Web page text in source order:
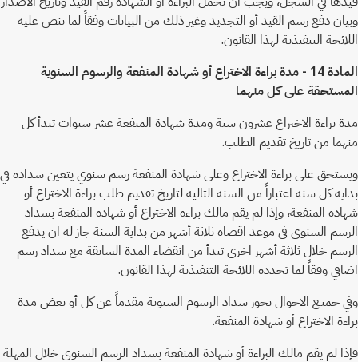
وبيان دفع رسم القيد أو التجديد وغير ذلك من البيانات وفقاً لما تنص عليه
اللائحة التنفيذية لهذا القانون.
المادة 14 - مدة براءة الاختراع أو شهادة المنفعة والرسوم السنوية
المستحقة على كل منهما
مدة براءة الاختراع عشرون سنة ومدة شهادة المنفعة عشر سنوات تبدأ كل
منهما من تاريخ تقديم الطلب.
ويستحق على براءة الاختراع وعلى شهادة المنفعة رسم سنوي يتعين سداده في
بداية كل سنة اعتباراً من السنة التالية لتاريخ تقديم طلب براءة الاختراع أو
شهادة المنفعة، وإذا لم يقم مالك براءة الاختراع أو شهادة المنفعة بسداد
الرسم السنوي في موعد اقصاه ثلاثة أشهر من بداية السنة جاز له ان يدفع
الرسم خلال ثلاثة أشهر اخرى تبدأ من انقضاء المدة السابقة مع سداد رسم
اضافي وفقاً لما تحدده اللائحة التنفيذية لهذا القانون.
وفي جميـع الاحوال يجوز سداد الرسوم السنوية مقدماً عن كل أو بعض مدة
براءة الاختراع أو شهادة المنفعة.
فإذا لم يقم مالك البراءة أو شهادة المنفعة بسداد الرسم السنوي خلال المهلة